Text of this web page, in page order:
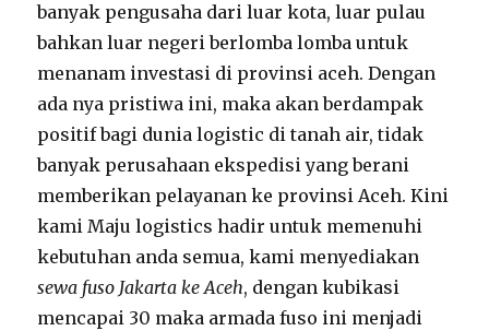
banyak pengusaha dari luar kota, luar pulau
bahkan luar negeri berlomba lomba untuk
menanam investasi di provinsi aceh. Dengan
ada nya pristiwa ini, maka akan berdampak
positif bagi dunia logistic di tanah air, tidak
banyak perusahaan ekspedisi yang berani
memberikan pelayanan ke provinsi Aceh. Kini
kami Maju logistics hadir untuk memenuhi
kebutuhan anda semua, kami menyediakan
sewa fuso Jakarta ke Aceh, dengan kubikasi
mencapai 30 maka armada fuso ini menjadi